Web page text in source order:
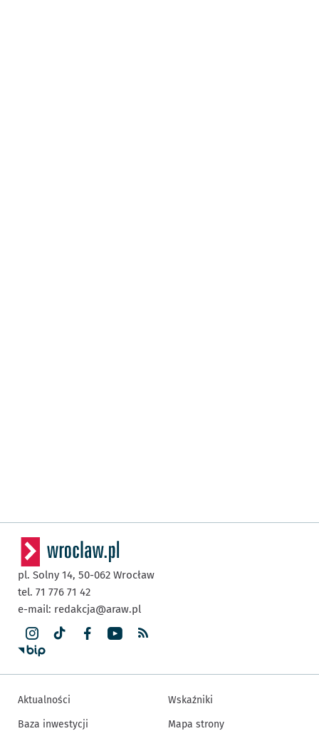
pl. Solny 14, 50-062 Wrocław
tel. 71 776 71 42
e-mail: redakcja@araw.pl
Aktualności
Baza inwestycji
Wskaźniki
Mapa strony